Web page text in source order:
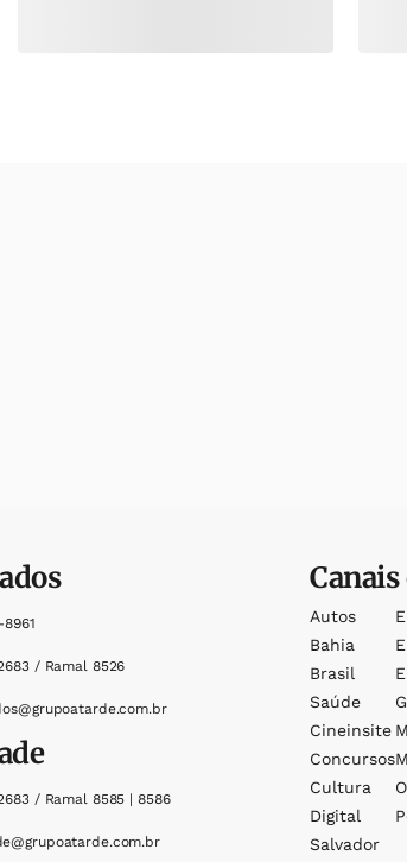
8961
/ Ramal 8526
/ Ramal 8585 | 8586
Autos
Bahia
Brasil
Saúde
Cineinsite
Concursos
Cultura
Digital
Salvador